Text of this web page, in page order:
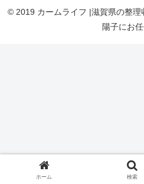
© 2019 カームライフ |滋賀県の整理
陽子にお任
ホーム 検索